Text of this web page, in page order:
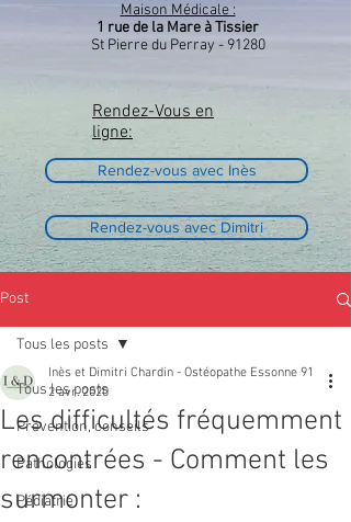
Maison Médicale :
1 rue de la Mare à Tissier
St Pierre du Perray - 91280
Rendez-Vous en
ligne:
Rendez-vous avec Inès
Rendez-vous avec Dimitri
Post
Tous les posts
Prévention, conseils
Pathologies
Pédiatrie
Tous les posts
Les difficultés fréquemment
rencontrées - Comment les
surmonter :
Inès et Dimitri Chardin - Ostéopathe Essonne 91
2 avr. 2020